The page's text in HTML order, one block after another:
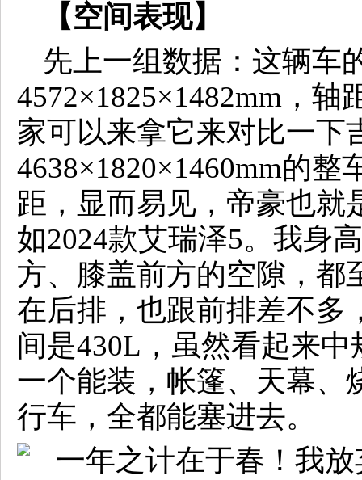
【空间表现】
先上一组数据：这辆车
4572×1825×1482mm，轴
家可以来拿它来对比一下
4638×1820×1460mm的整
距，显而易见，帝豪也就
如2024款艾瑞泽5。我身
方、膝盖前方的空隙，都
在后排，也跟前排差不多
间是430L，虽然看起来
一个能装，帐篷、天幕、
行车，全都能塞进去。